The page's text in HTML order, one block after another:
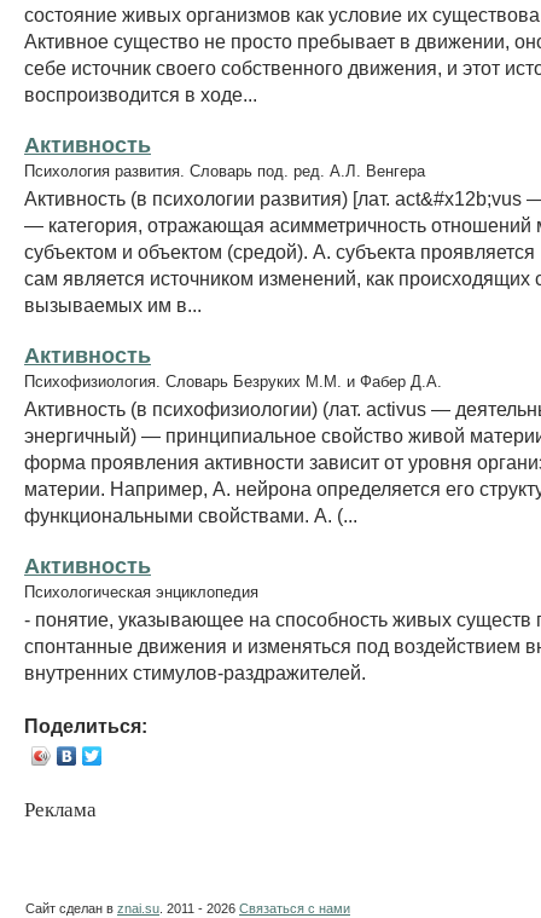
состояние живых организмов как условие их
Активное существо не просто пребывает в движении,
себе источник своего собственного движения, и этот
воспроизводится в ходе...
Активность
Психология развития. Словарь под. ред. А.Л. Венгера
Активность (в психологии развития) [лат. act&#x12b;vus
— категория, отражающая асимметричность отношений
субъектом и объектом (средой). А. субъекта проявляется
сам является источником изменений, как происходящих
вызываемых им в...
Активность
Психофизиология. Словарь Безруких М.М. и Фабер Д.А.
Активность (в психофизиологии) (лат. activus —
энергичный) — принципиальное свойство живой
форма проявления активности зависит от уровня
материи. Например, А. нейрона определяется его
функциональными свойствами. А. (...
Активность
Психологическая энциклопедия
- понятие, указывающее на способность живых существ
спонтанные движения и изменяться под воздействием
внутренних стимулов-раздражителей.
Поделиться:
Реклама
Сайт сделан в znai.su . 2011 - 2026 Связаться с нами